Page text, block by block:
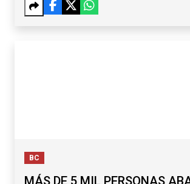
BC
MÁS DE 5 MIL PERSONAS